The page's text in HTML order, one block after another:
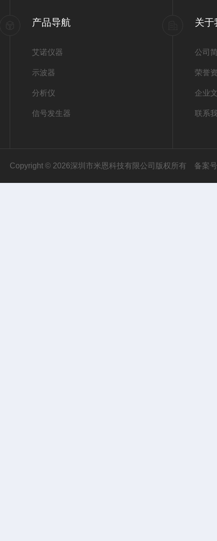
产品导航
艾诺仪器
示波器
分析仪
信号发生器
关于
公司
荣誉
企业
联系
Copyright © 2026深圳市米恩科技有限公司版权所有 备案